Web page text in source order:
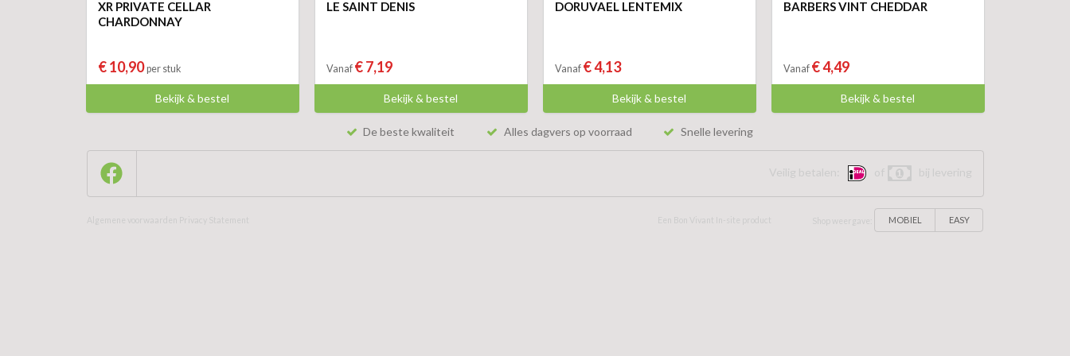
XR PRIVATE CELLAR
CHARDONNAY
€ 10,90per stuk
Bekijk & bestel
LE SAINT DENIS
Vanaf € 7,19
Bekijk & bestel
DORUVAEL LENTEMIX
Vanaf € 4,13
Bekijk & bestel
BARBERS VINT CHEDDAR
Vanaf € 4,49
Bekijk & bestel
De beste kwaliteit Alles dagvers op voorraad Snelle levering
Veilig betalen: of bij levering
Algemene voorwaarden Privacy Statement Een Bon Vivant In-site product Shop weergave: MOBIEL EASY